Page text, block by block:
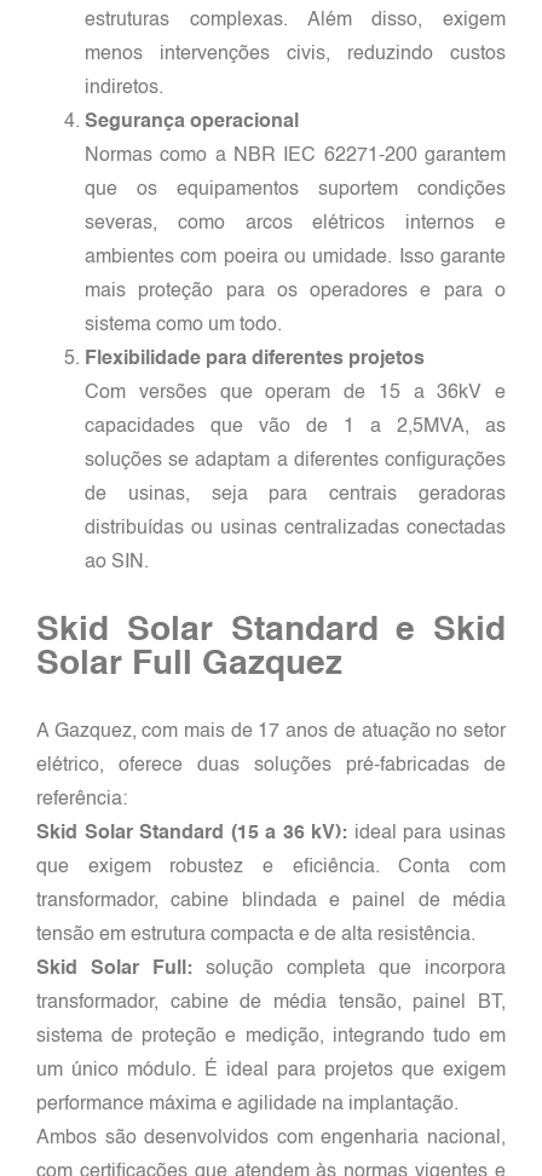
estruturas complexas. Além disso, exigem
menos intervenções civis, reduzindo custos
indiretos.
Segurança operacional
Normas como a NBR IEC 62271-200 garantem
que os equipamentos suportem condições
severas, como arcos elétricos internos e
ambientes com poeira ou umidade. Isso garante
mais proteção para os operadores e para o
sistema como um todo.
Flexibilidade para diferentes projetos
Com versões que operam de 15 a 36kV e
capacidades que vão de 1 a 2,5MVA, as
soluções se adaptam a diferentes configurações
de usinas, seja para centrais geradoras
distribuídas ou usinas centralizadas conectadas
ao SIN.
Skid Solar Standard e Skid
Solar Full Gazquez
A Gazquez, com mais de 17 anos de atuação no setor
elétrico, oferece duas soluções pré-fabricadas de
referência:
Skid Solar Standard (15 a 36 kV): ideal para usinas
que exigem robustez e eficiência. Conta com
transformador, cabine blindada e painel de média
tensão em estrutura compacta e de alta resistência.
Skid Solar Full: solução completa que incorpora
transformador, cabine de média tensão, painel BT,
sistema de proteção e medição, integrando tudo em
um único módulo. É ideal para projetos que exigem
performance máxima e agilidade na implantação.
Ambos são desenvolvidos com engenharia nacional,
com certificações que atendem às normas vigentes e